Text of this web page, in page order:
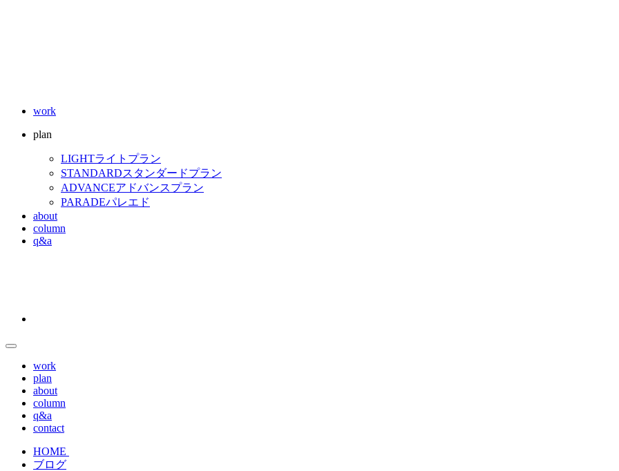
work
plan
LIGHTライトプラン
STANDARDスタンダードプラン
ADVANCEアドバンスプラン
PARADEパレエド
about
column
q&a
work
plan
about
column
q&a
contact
HOME
ブログ